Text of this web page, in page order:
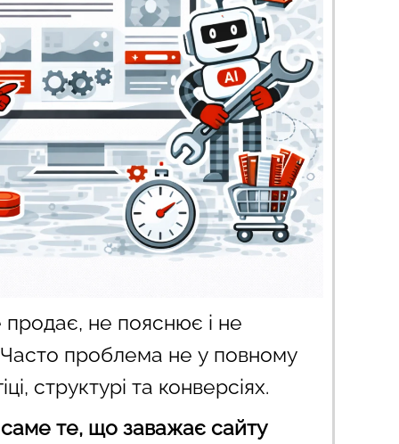
продає, не пояснює і не
Часто проблема не у повному
структурі та конверсіях.
те, що заважає сайту